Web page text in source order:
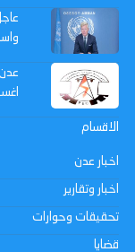
الاقسام
اخبار عدن
اخبار وتقارير
تحقيقات وحوارات
قضايا